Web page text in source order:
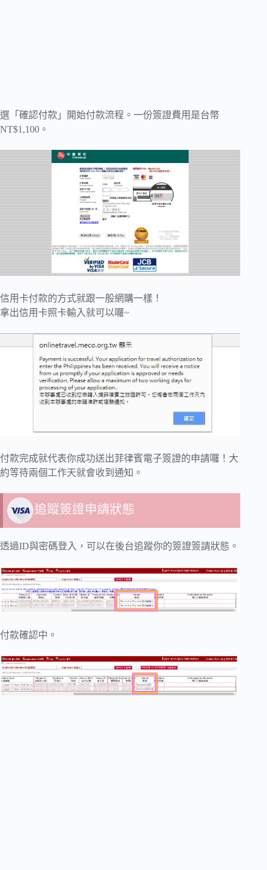
選「確認付款」開始付款流程。一份簽證費用是台幣
NT$1,100。
信用卡付款的方式就跟一般網購一樣！
拿出信用卡照卡輸入就可以囉~
付款完成就代表你成功送出菲律賓電子簽證的申請囉！大
約等待兩個工作天就會收到通知。
追蹤簽證申請狀態
透過ID與密碼登入，可以在後台追蹤你的簽證簽請狀態。
付款確認中。